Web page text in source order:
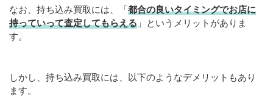
なお、持ち込み買取には、「都合の良いタイミングでお店に
持っていって査定してもらえる 」というメリットがありま
す。
しかし、持ち込み買取には、以下のようなデメリットもあり
ます。